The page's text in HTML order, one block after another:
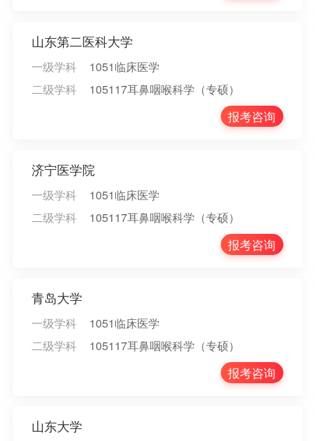
山东第二医科大学
一级学科
1051临床医学
二级学科
105117耳鼻咽喉科学（专硕）
报考咨询
济宁医学院
一级学科
1051临床医学
二级学科
105117耳鼻咽喉科学（专硕）
报考咨询
青岛大学
一级学科
1051临床医学
二级学科
105117耳鼻咽喉科学（专硕）
报考咨询
山东大学